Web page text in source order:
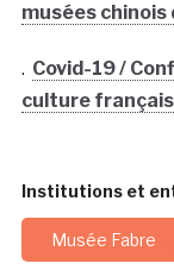
musées
. Covid-19 /
culture
Institutions et
Musée Fabre